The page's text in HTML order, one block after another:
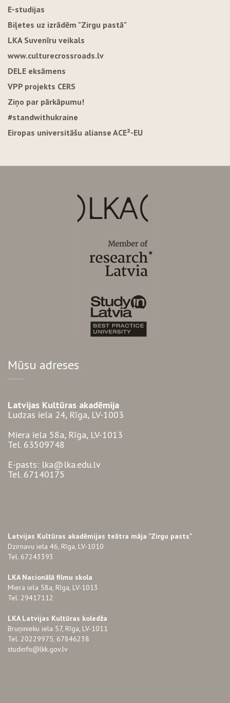
E-studijas
Biļetes uz izrādēm "Zirgu pastā"
LKA Suvenīru veikals
www.culturecrossroads.lv
DELE eksāmens
VPP projekts CERS
Ziņo par pārkāpumu!
#standwithukraine
Eiropas universitāšu alianse ACE²-EU
Mūsu adreses
Latvijas Kultūras akadēmija
Ludzas iela 24, Rīga, LV-1003
Miera iela 58a, Rīga, LV-1013
Tel. 63509748
E-pasts: lka@lka.edu.lv
Tel. 67140175
Latvijas Kultūras akadēmijas teātra māja "Zirgu pasts"
Dzirnavu iela 46, Rīga, LV-1010
Tel. 67243393
LKA Nacionālā filmu skola
Miera iela 58a, Rīga, LV-1013
Tel. 29417112
LKA Latvijas Kultūras koledža
Bruņinieku iela 57, Rīga, LV-1011
Tel. 20229975, 67846238
studinfo@lkk.gov.lv